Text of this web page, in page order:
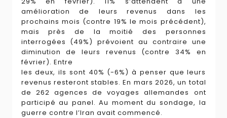
amélioration de leurs revenus dans les
prochains mois (contre 19% le mois précédent),
mais près de la moitié des personnes
interrogées (49%) prévoient au contraire une
diminution de leurs revenus (contre 34% en
février). Entre
les deux, ils sont 40% (-6%) à penser que leurs
revenus resteront stables. En mars 2026, un total
de 262 agences de voyages allemandes ont
participé au panel. Au moment du sondage, la
guerre contre l’Iran avait commencé.